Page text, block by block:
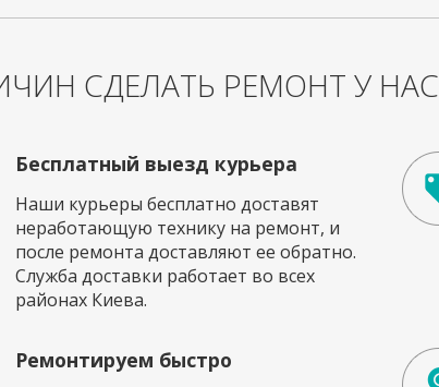
СДЕЛАТЬ РЕМОНТ У НАС
Бесплатный выезд курьера
Наши курьеры бесплатно доставят
неработающую технику на ремонт, и
после ремонта доставляют ее обратно.
Служба доставки работает во всех
районах Киева.
Ремонтируем быстро